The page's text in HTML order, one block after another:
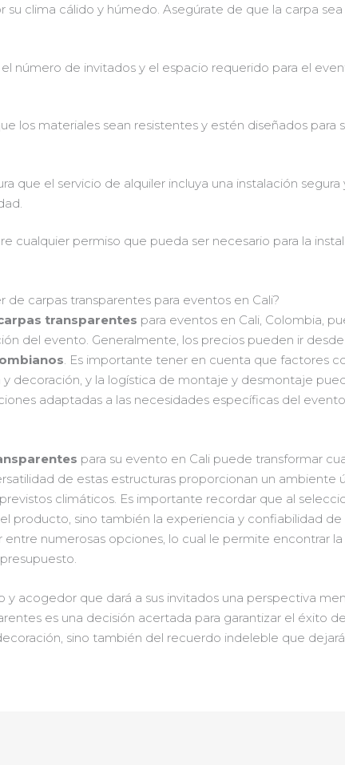
su clima cálido y húmedo. Asegúrate de que la carpa
el número de invitados y el espacio requerido para el
los materiales sean resistentes y estén diseñados para
que el servicio de alquiler incluya una instalación
cualquier permiso que pueda ser necesario para la
de carpas transparentes para eventos en Cali?
transparentes para eventos en Cali, Colombia,
del evento. Generalmente, los precios pueden ir desde
. Es importante tener en cuenta que factores
decoración, y la logística de montaje y desmontaje
adaptadas a las necesidades específicas del
para su evento en Cali puede transformar
de estas estructuras proporcionan un ambiente
climáticos. Es importante recordar que al
producto, sino también la experiencia y confiabilidad de
numerosas opciones, lo cual le permite encontrar
acogedor que dará a sus invitados una perspectiva
es una decisión acertada para garantizar el éxito
sino también del recuerdo indeleble que